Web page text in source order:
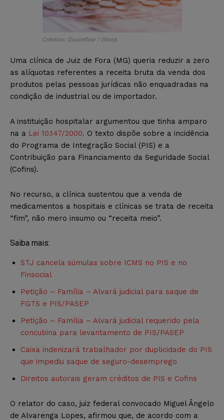
Créditos: Doucefleur / iStock
Uma clínica de Juiz de Fora (MG) queria reduzir a zero
as alíquotas referentes a receita bruta da venda dos
produtos pelas pessoas jurídicas não enquadradas na
condição de industrial ou de importador.
A instituição hospitalar argumentou que tinha amparo
na a Lei 10.147/2000. O texto dispõe sobre a incidência
do Programa de Integração Social (PIS) e a
Contribuição para Financiamento da Seguridade Social
(Cofins).
No recurso, a clínica sustentou que a venda de
medicamentos a hospitais e clínicas se trata de receita
“fim”, não mero insumo ou “receita meio”.
Saiba mais:
STJ cancela súmulas sobre ICMS no PIS e no
Finsocial
Petição – Família – Alvará judicial para saque de
FGTS e PIS/PASEP
Petição – Família – Alvará judicial requerido pela
concubina para levantamento de PIS/PASEP
Caixa indenizará trabalhador por duplicidade do PIS
que impediu saque de seguro-desemprego
Direitos autorais geram créditos de PIS e Cofins
O relator do caso, juiz federal convocado Miguel Ângelo
de Alvarenga Lopes, afirmou que, de acordo com a